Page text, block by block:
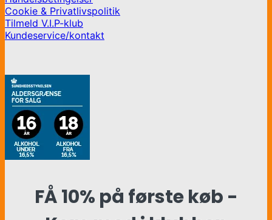
Cookie & Privatlivspolitik
Tilmeld V.I.P-klub
Kundeservice/kontakt
FÅ 10% på første køb -